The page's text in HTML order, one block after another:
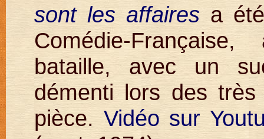
sont les affairesa été
Comédie-
bataille, avec un
démenti lors des
pièce. Vidéo sur